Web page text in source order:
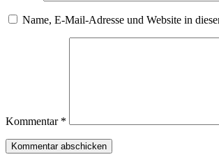
Name, E-Mail-Adresse und Website in
Kommentar *